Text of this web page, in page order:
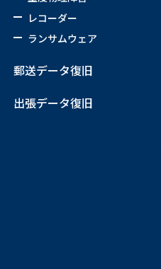
レコーダー
ランサムウェア
郵送データ復旧
出張データ復旧